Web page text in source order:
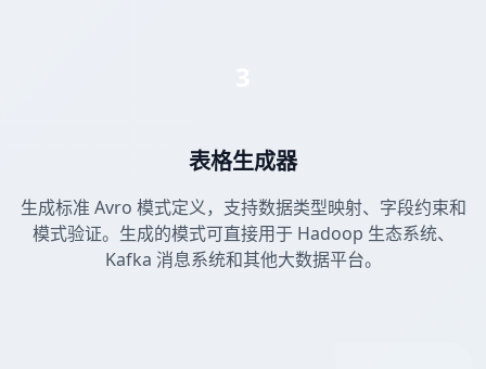
表格生成器
生成标准 Avro 模式定义，支持数据类型映射、字段约束和
模式验证。生成的模式可直接用于 Hadoop 生态系统、
Kafka 消息系统和其他大数据平台。